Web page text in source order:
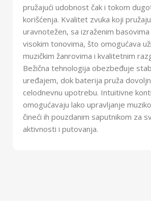
pružajući udobnost čak i tokom
korišćenja. Kvalitet zvuka koji
uravnotežen, sa izraženim basovima
visokim tonovima, što omogućava
muzičkim žanrovima i kvalitetnim
Bežična tehnologija obezbeđuje
uređajem, dok baterija pruža
celodnevnu upotrebu. Intuitivne
omogućavaju lako upravljanje
čineći ih pouzdanim saputnikom za
aktivnosti i putovanja.